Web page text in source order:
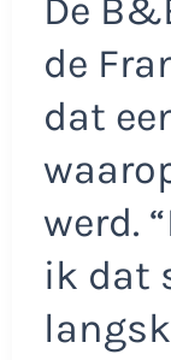
De
de
dat
werd.
ik dat